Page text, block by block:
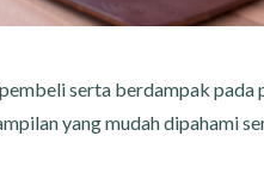
serta berdampak pada
yang mudah dipahami